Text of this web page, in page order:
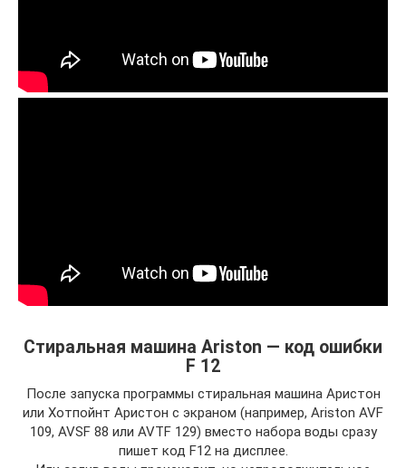
Стиральная машина Ariston — код ошибки
F 12
После запуска программы стиральная машина Аристон
или Хотпойнт Аристон с экраном (например, Ariston AVF
109, AVSF 88 или AVTF 129) вместо набора воды сразу
пишет код F12 на дисплее.